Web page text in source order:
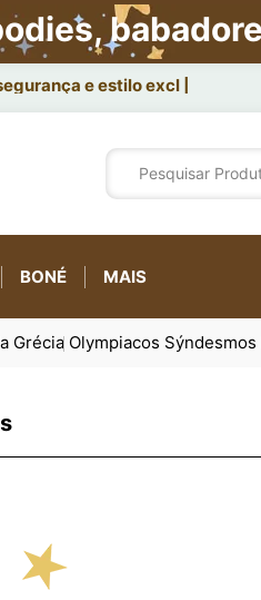
e estilo exclusivo.
BONÉ MAIS
Grécia Olympiacos